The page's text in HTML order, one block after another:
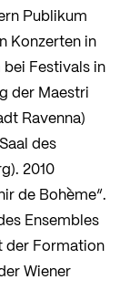
Publikum
Konzerten in
bei Festivals in
der Maestri
Ravenna)
des
2010
de Bohème“.
Ensembles
der Formation
Wiener